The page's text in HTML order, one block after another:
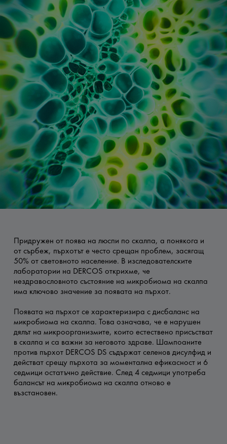
Придружен от поява на люспи по скалпа, а понякога и
от сърбеж, пърхотът е често срещан проблем, засягащ
50% от световното население. В изследователските
лаборатории на DERCOS открихме, че
нездравословното състояние на микробиома на скалпа
има ключово значение за появата на пърхот.
Появата на пърхот се характеризира с дисбаланс на
микробиома на скалпа. Това означава, че е нарушен
дялът на микроорганизмите, които естествено присъстват
в скалпа и са важни за неговото здраве. Шампоаните
против пърхот DERCOS DS съдържат селенов дисулфид и
действат срещу пърхота за моментална ефикасност и 6
седмици остатъчно действие. След 4 седмици употреба
балансът на микробиома на скалпа отново е
възстановен.